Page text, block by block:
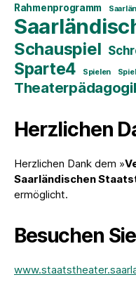
Rahmenprogramm
Schauspiel
Sparte4 Spielen
Herzlichen
Herzlichen Dank dem »
Saarländischen
ermöglicht.
Besuchen